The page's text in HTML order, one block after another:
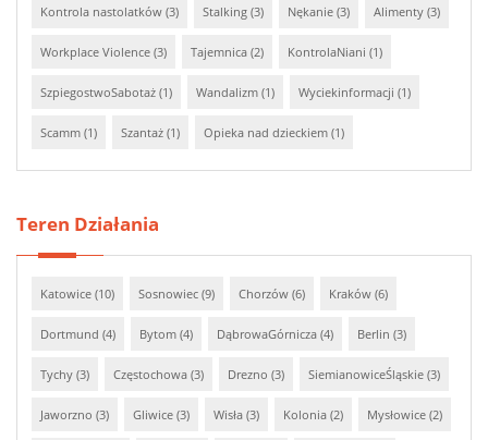
Kontrola nastolatków (3) Stalking (3) Nękanie (3) Alimenty (3)
Workplace Violence (3) Tajemnica (2) KontrolaNiani (1)
SzpiegostwoSabotaż (1) Wandalizm (1) Wyciekinformacji (1)
Scamm (1) Szantaż (1) Opieka nad dzieckiem (1)
Teren Działania
Katowice (10) Sosnowiec (9) Chorzów (6) Kraków (6)
Dortmund (4) Bytom (4) DąbrowaGórnicza (4) Berlin (3)
Tychy (3) Częstochowa (3) Drezno (3) SiemianowiceŚląskie (3)
Jaworzno (3) Gliwice (3) Wisła (3) Kolonia (2) Mysłowice (2)